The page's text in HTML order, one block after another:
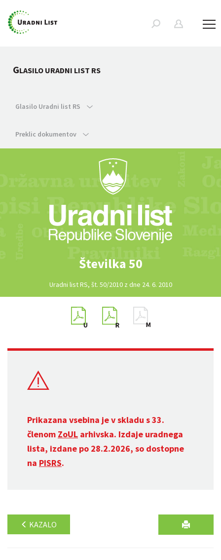
GLASILO URADNI LIST RS
Glasilo Uradni list RS
Preklic dokumentov
Številka 50
Uradni list RS, št. 50/2010 z dne 24. 6. 2010
Prikazana vsebina je v skladu s 33.
členom ZoUL arhivska. Izdaje uradnega
lista, izdane po 28.2.2026, so dostopne
na PISRS.
KAZALO